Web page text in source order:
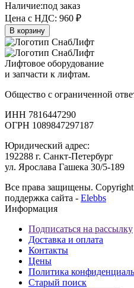
Наличие:под заказ
Цена с НДС: 960 ₽
В корзину
Лифтовое оборудование
и запчасти к лифтам.
Общество с ограниченной
ИНН 7816447290
ОГРН 1089847297187
Юридический адрес:
192288 г. Санкт-Петербург
ул. Ярослава Гашека 30/5-189
Все права защищены. Copyright
поддержка сайта - Elebbs
Информация
Подписаться на рассылку
Доставка и оплата
Контакты
Цены
Политика
Старый поиск